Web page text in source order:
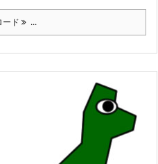
ード ...